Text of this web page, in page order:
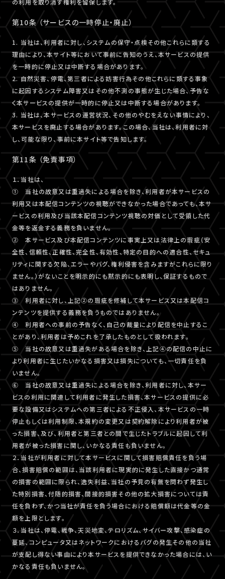
の利用を取り消す権利を留保します。
第10条 （サービスの一時停止・廃止）
1. 当社は、利用者に対し、システムの保守・点検その他これらに類する
理由により、本サイト等において事前に告知のうえ、本サービスの提供
を一時的に停止又は中断する場合があります。
2. 自然災害、停電、第三者による妨害行為その他これらに類する事象
に起因するシステム障害又はその他不測の事態が生じた場合、予告な
く本サービスの提供が一時的に停止又は中断する場合があります。
3. 当社は、本サービスの運営状況、その他のやむをえない事情により、
本サービスを廃止する場合があります。この場合、当社は、利用者に対
し、可能な限り、事前に本サイト等で告知します。
第11条 （免責事項）
１．当社は、
① 当社の故意又は重過失による場合を除き、利用者が本サービスの
利用又は本配信コンテンツの視聴ができなかった場合であっても、本サ
ービスの利用及び当該本配信コンテンツ視聴の対価として受領した代
金等を返金する義務を負いません。
② 本サービス及び本配信コンテンツに事実上又は法律上の瑕疵（安
全性、信頼性、正確性、完全性、有効性、特定の目的への適合性、セキュ
リティに関する欠陥、エラーやバグ、権利侵害を含みますがこれらに限り
ません。）がないことを明示的にも黙示的にも表明し、保証するもので
はありません。
③ 利用者に対し、上記②の瑕疵を修補して本サービス又は本配信コ
ンテンツを提供する義務を負うものではありません。
④ 利用者への事前の予告なく、自己の裁量により配信を中止するこ
とがあり、利用者は予めこれを了承したものとして扱われます。
⑤ 当社の故意又は重過失がある場合を除き、上記④の配信の中止に
より利用者に生じたいかなる損害又は損失についても、一切責任を負
いません。
⑥ 当社の故意又は重過失による場合を除き、利用者に対し、本サー
ビスの利用に関連して利用者に発生した損害、本サービスの提供に必
要な設備又はシステムへの第三者による不正侵入、本サービスの一時
停止もしくは利用制限、本規約の変更又は契約解除により利用者が被
った損害、及び、利用者と第三者との間で生じたトラブルに起因して利
用者が被った損害に関し、いかなる責任も負いません。
２．当社が利用者に対して本サービスに関して損害賠償責任を負う場
合、損害賠償の範囲は、当該利用者に現実的に発生した直接かつ通常
の損害の範囲に限られ、逸失利益、当社の予見の有無を問わず発生し
た特別損害、付随的損害、間接的損害その他の拡大損害については責
任を負わず、かつ当社が責任を負う場合における賠償額は代金等の金
額を上限とします。
３．当社は、停電、戦争、天災地変、テロリズム、サイバー攻撃、感染症の
蔓延、コンピュータ又はネットワークにおけるバグの発生その他の当社
が支配し得ない事由により本サービスを提供できなかった場合には、い
かなる責任も負いません。